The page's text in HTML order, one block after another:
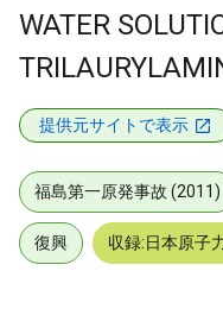
WATER
提供元サイトで表示
福島第一原発事故 (2011)
復興 収録:日本原子